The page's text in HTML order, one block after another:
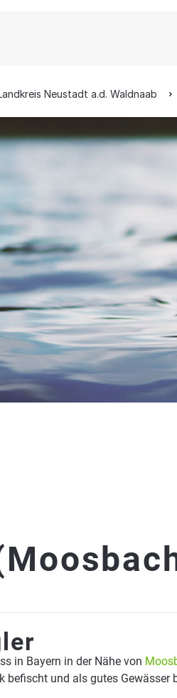
Neustadt a.d. Waldnaab
in Bayern in der Nähe von
befischt und als gutes Gewässer